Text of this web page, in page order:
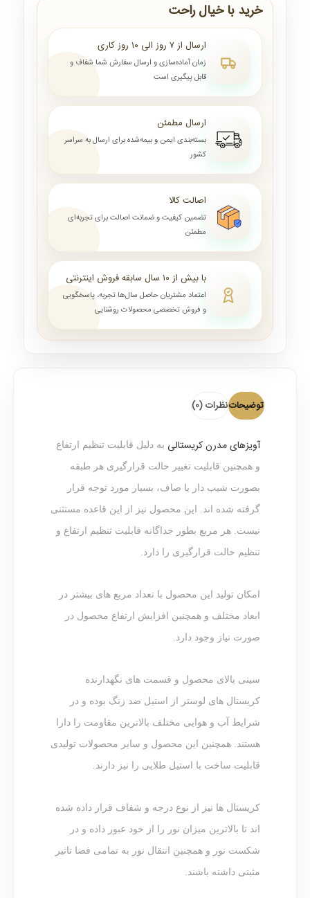
خرید با خیال راحت
ارسال از ۷ روز الی ۱۰ روز کاری
زمان آماده‌سازی و ارسال سفارش شما شفاف و
قابل پیگیری است
ارسال مطمئن
بسته‌بندی ایمن و بیمه‌شده برای ارسال به سراسر
کشور
اصالت کالا
تضمین کیفیت و ضمانت اصالت برای تجربه‌ای
مطمئن
با بیش از ۱۰ سال سابقه فروش اینترنتی
اعتماد مشتریان حاصل سال‌ها تجربه، پاسخگویی
و فروش تخصصی محصولات روشنایی
توضیحاتنظرات (0)
آویزهای مدرن کریستالی به دلیل قابلیت تنظیم ارتفاع
و همچنین قابلیت تغییر حالت قرارگیری هر طبقه
بصورت شیب دار یا صاف، بسیار مورد توجه قرار
گرفته شده اند. این محصول نیز از این قاعده مستثنی
نیست. هر مربع بطور جداگانه قابلیت تنظیم ارتفاع و
تنظیم حالت قرارگیری را دارد.
امکان تولید این محصول با تعداد مربع های بیشتر در
ابعاد مختلف و همچنین افزایش ارتفاع محصول در
صورت نیاز وجود دارد.
سینی بالای محصول و قسمت های نگهدارنده
کریستال های لوستر از استیل ضد زنگ بوده و در
شرایط آب و هوایی مختلف بالاترین مقاومت را دارا
هستند. همچنین این محصول و سایر محصولات تولیدی
قابلیت ساخت با استیل طلایی را نیز دارند.
کریستال ها نیز از نوع درجه و شفاف قرار داده شده
اند تا بالاترین میزان نور را از خود عبور داده و در
شکست نور و همچنین انتقال نور به تمامی فضا تاثیر
مثبتی داشته باشند.